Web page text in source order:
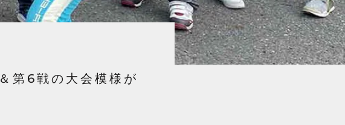
第6戦の大会模様が